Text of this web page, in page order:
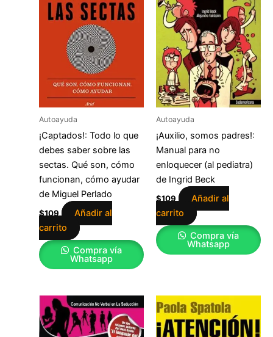
Autoayuda
¡Captados!: Todo lo que
debes saber sobre las
sectas. Qué son, cómo
funcionan, cómo ayudar
de Miguel Perlado
$109
Añadir al
carrito
Compra vía
Whatsapp
Autoayuda
¡Auxilio, somos padres!:
Manual para no
enloquecer (al pediatra)
de Ingrid Beck
$109
Añadir al
carrito
Compra vía
Whatsapp